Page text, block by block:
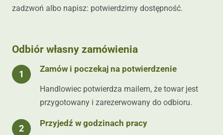
zadzwoń albo napisz: potwierdzimy dostępność.
Odbiór własny zamówienia
Zamów i poczekaj na potwierdzenie
Handlowiec potwierdza mailem, że towar jest
przygotowany i zarezerwowany do odbioru.
Przyjedź w godzinach pracy